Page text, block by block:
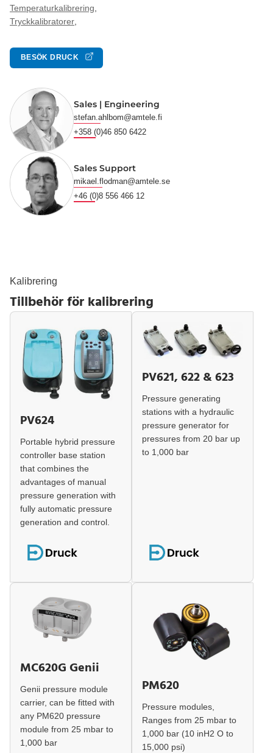
BESÖK DRUCK
Sales | Engineering
stefan.ahlbom@amtele.fi
+358 (0)46 850 6422
Sales Support
mikael.flodman@amtele.se
+46 (0)8 556 466 12
Kalibrering
Tillbehör för kalibrering
PV624
Portable hybrid pressure
controller base station
that combines the
advantages of manual
pressure generation with
fully automatic pressure
generation and control.
PV621, 622 & 623
Pressure generating
stations with a hydraulic
pressure generator for
pressures from 20 bar up
to 1,000 bar
MC620G Genii
Genii pressure module
carrier, can be fitted with
any PM620 pressure
module from 25 mbar to
1,000 bar
PM620
Pressure modules,
Ranges from 25 mbar to
1,000 bar (10 inH2 O to
15,000 psi)
Temperaturkalibrering
Tryckkalibratorer